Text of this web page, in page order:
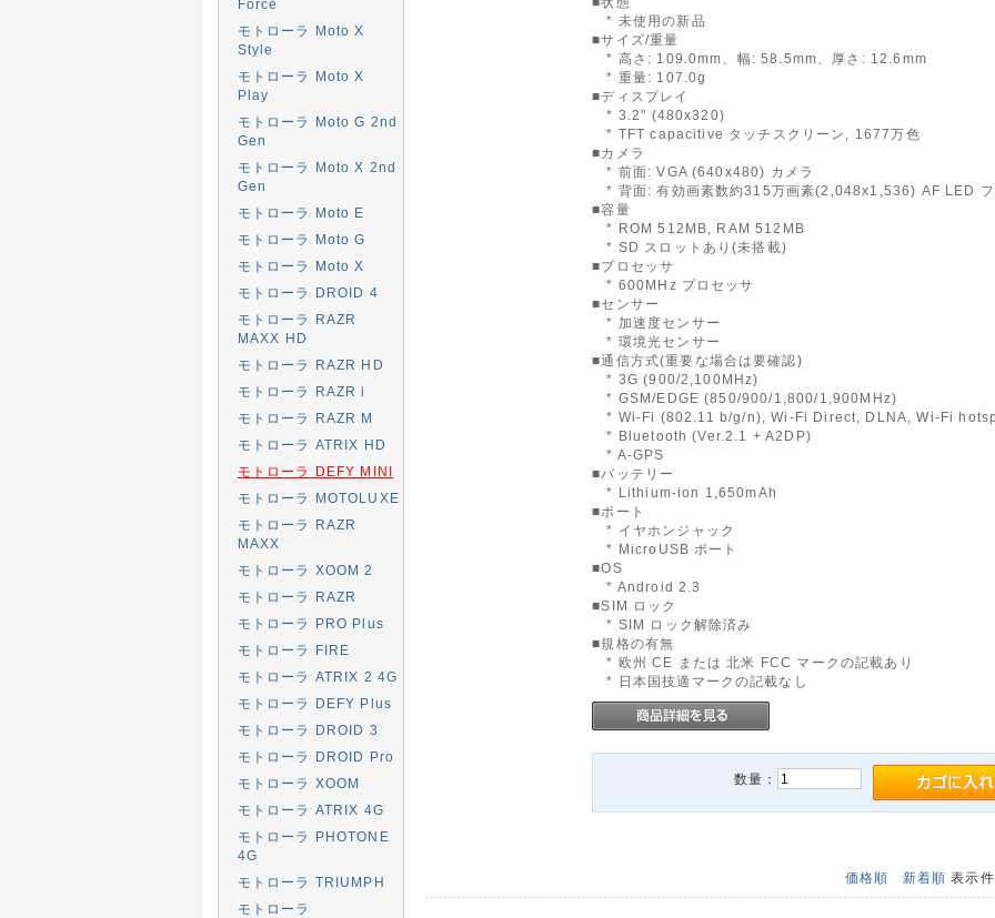
Force
モトローラ Moto X
Style
モトローラ Moto X
Play
モトローラ Moto G 2nd
Gen
モトローラ Moto X 2nd
Gen
モトローラ Moto E
モトローラ Moto G
モトローラ Moto X
モトローラ DROID 4
モトローラ RAZR
MAXX HD
モトローラ RAZR HD
モトローラ RAZR i
モトローラ RAZR M
モトローラ ATRIX HD
モトローラ DEFY MINI
モトローラ MOTOLUXE
モトローラ RAZR
MAXX
モトローラ XOOM 2
モトローラ RAZR
モトローラ PRO Plus
モトローラ FIRE
モトローラ ATRIX 2 4G
モトローラ DEFY Plus
モトローラ DROID 3
モトローラ DROID Pro
モトローラ XOOM
モトローラ ATRIX 4G
モトローラ PHOTONE
4G
モトローラ TRIUMPH
モトローラ
* 未使用の新品
■サイズ/重量
* 高さ: 109.0mm、幅: 58.5mm、厚さ: 12.6mm
* 重量: 107.0g
■ディスプレイ
* 3.2" (480x320)
* TFT capacitive タッチスクリーン, 1677万色
■カメラ
* 前面: VGA (640x480) カメラ
* 背面: 有効画素数約315万画素(2,048x1,536) AF LED フ
■容量
* ROM 512MB, RAM 512MB
* SD スロットあり(未搭載)
■プロセッサ
* 600MHz プロセッサ
■センサー
* 加速度センサー
* 環境光センサー
■通信方式(重要な場合は要確認)
* 3G (900/2,100MHz)
* GSM/EDGE (850/900/1,800/1,900MHz)
* Wi-Fi (802.11 b/g/n), Wi-Fi Direct, DLNA, Wi-Fi
* Bluetooth (Ver.2.1 + A2DP)
* A-GPS
■バッテリー
* Lithium-ion 1,650mAh
■ポート
* イヤホンジャック
* MicroUSB ポート
■OS
* Android 2.3
■SIM ロック
* SIM ロック解除済み
■規格の有無
* 欧州 CE または 北米 FCC マークの記載あり
* 日本国技適マークの記載なし
数量：
価格順 新着順 表示